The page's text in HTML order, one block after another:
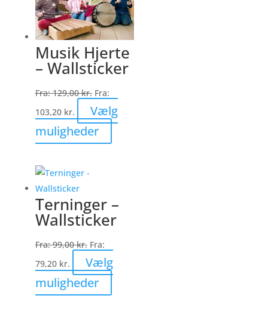
Mulighederne
kan
vælges
på
varesiden
Musik Hjerte
– Wallsticker
Fra:129,00kr. Fra:
103,20 kr.
Vælg
muligheder
vare
Mulighederne
kan
på
varesiden
Terninger –
Wallsticker
Fra:99,00kr. Fra:
79,20 kr.
Vælg
muligheder
vare